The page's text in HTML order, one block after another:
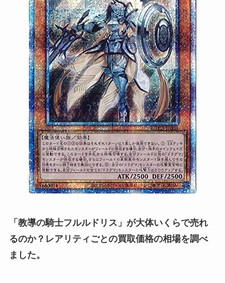
「教導の騎士フルルドリス」が大体いくらで売れ
るのか？レアリティごとの買取価格の相場を調べ
ました。